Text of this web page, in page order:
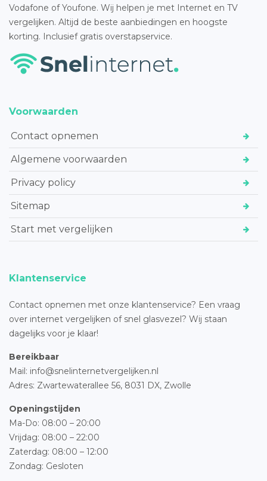
Vodafone of Youfone. Wij helpen je met Internet en TV
vergelijken. Altijd de beste aanbiedingen en hoogste
korting. Inclusief gratis overstapservice.
Voorwaarden
Contact opnemen
Algemene voorwaarden
Privacy policy
Sitemap
Start met vergelijken
Klantenservice
Contact opnemen met onze klantenservice? Een vraag
over internet vergelijken of snel glasvezel? Wij staan
dagelijks voor je klaar!
Bereikbaar
Mail: info@snelinternetvergelijken.nl
Adres: Zwartewaterallee 56, 8031 DX, Zwolle
Openingstijden
Ma-Do: 08:00 – 20:00
Vrijdag: 08:00 – 22:00
Zaterdag: 08:00 – 12:00
Zondag: Gesloten